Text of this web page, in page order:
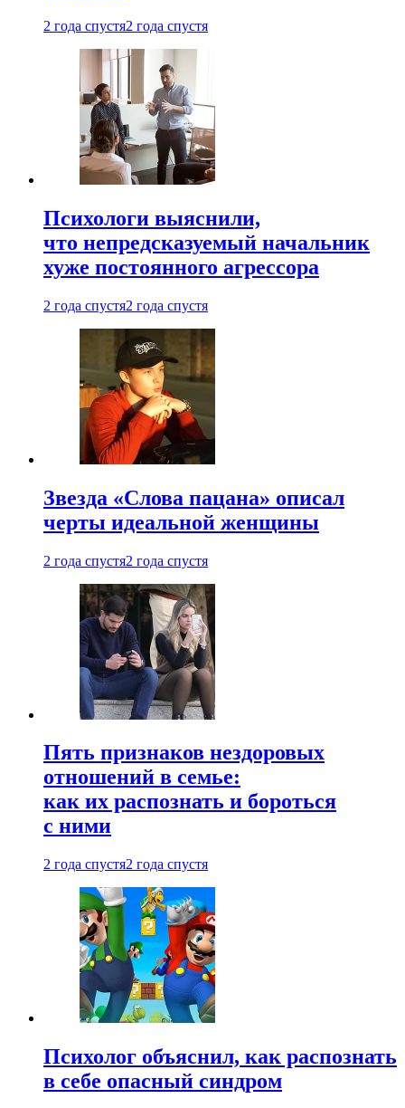
2 года спустя2 года спустя
Психологи выяснили,
что непредсказуемый начальник
хуже постоянного агрессора
2 года спустя2 года спустя
Звезда «Слова пацана» описал
черты идеальной женщины
2 года спустя2 года спустя
Пять признаков нездоровых
отношений в семье:
как их распознать и бороться
с ними
2 года спустя2 года спустя
Психолог объяснил, как распознать
в себе опасный синдром